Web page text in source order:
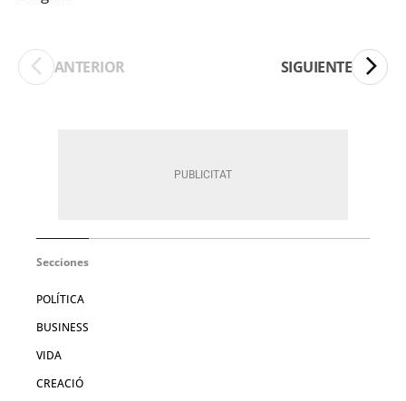
ANTERIOR SIGUIENTE
Secciones
POLÍTICA
BUSINESS
VIDA
CREACIÓ